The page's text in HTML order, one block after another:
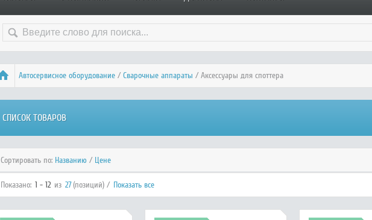
Автосервисное оборудование / Сварочные аппараты / Аксессуары для споттера
СПИСОК ТОВАРОВ
Сортировать по: Названию / Цене
Показано: 1 - 12 из 27(позиций) / Показать все